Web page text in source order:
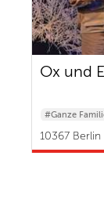
Ox und
#Ganze
10367